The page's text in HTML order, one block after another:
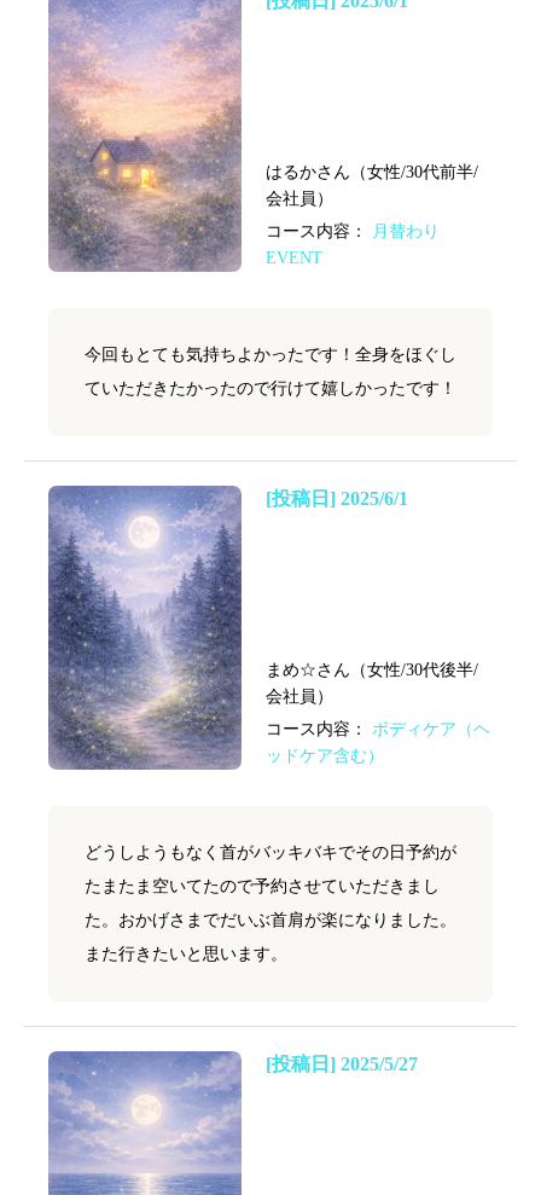
はるかさん（女性/30代前半/
会社員）
コース内容：
月替わり
EVENT
今回もとても気持ちよかったです！全身をほぐし
ていただきたかったので行けて嬉しかったです！
[投稿日] 2025/6/1
まめ☆さん（女性/30代後半/
会社員）
コース内容： ボディケア（ヘ
ッドケア含む）
どうしようもなく首がバッキバキでその日予約が
たまたま空いてたので予約させていただきまし
た。おかげさまでだいぶ首肩が楽になりました。
また行きたいと思います。
[投稿日] 2025/5/27